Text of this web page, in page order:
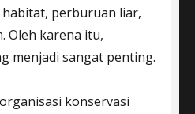
perburuan liar,
Oleh karena itu,
menjadi sangat penting.
konservasi